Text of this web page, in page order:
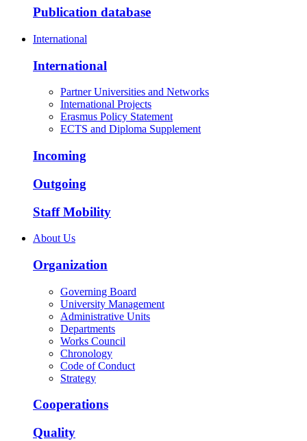
Publication database
International
International
Partner Universities and Networks
International Projects
Erasmus Policy Statement
ECTS and Diploma Supplement
Incoming
Outgoing
Staff Mobility
About Us
Organization
Governing Board
University Management
Administrative Units
Departments
Works Council
Chronology
Code of Conduct
Strategy
Cooperations
Quality